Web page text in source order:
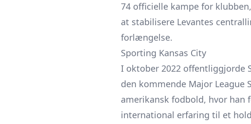
74 officielle kampe for
at stabilisere Levantes
forlængelse.
Sporting Kansas City
I oktober 2022 offentliggjorde
den kommende Major League
amerikansk fodbold, hvor han
international erfaring til et